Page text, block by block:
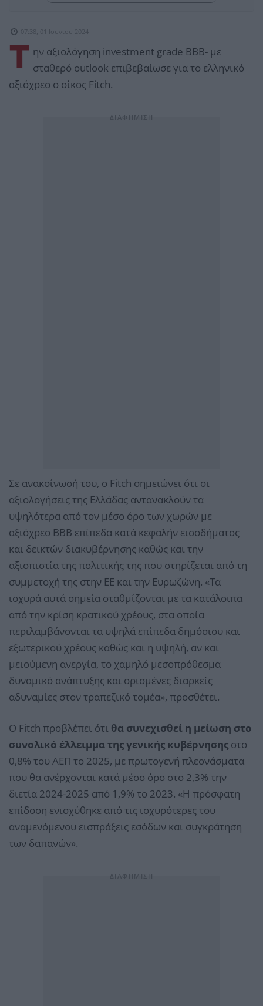
07:38, 01 Ιουνίου 2024
Τ ην αξιολόγηση investment grade ΒΒΒ- με
σταθερό outlook επιβεβαίωσε για το ελληνικό
αξιόχρεο ο οίκος Fitch.
Σε ανακοίνωσή του, ο Fitch σημειώνει ότι οι
αξιολογήσεις της Ελλάδας αντανακλούν τα
υψηλότερα από τον μέσο όρο των χωρών με
αξιόχρεο ΒΒΒ επίπεδα κατά κεφαλήν εισοδήματος
και δεικτών διακυβέρνησης καθώς και την
αξιοπιστία της πολιτικής της που στηρίζεται από τη
συμμετοχή της στην ΕΕ και την Ευρωζώνη. «Τα
ισχυρά αυτά σημεία σταθμίζονται με τα κατάλοιπα
από την κρίση κρατικού χρέους, στα οποία
περιλαμβάνονται τα υψηλά επίπεδα δημόσιου και
εξωτερικού χρέους καθώς και η υψηλή, αν και
μειούμενη ανεργία, το χαμηλό μεσοπρόθεσμα
δυναμικό ανάπτυξης και ορισμένες διαρκείς
αδυναμίες στον τραπεζικό τομέα», προσθέτει.
Ο Fitch προβλέπει ότι θα συνεχισθεί η μείωση στο
συνολικό έλλειμμα της γενικής κυβέρνησης στο
0,8% του ΑΕΠ το 2025, με πρωτογενή πλεονάσματα
που θα ανέρχονται κατά μέσο όρο στο 2,3% την
διετία 2024-2025 από 1,9% το 2023. «Η πρόσφατη
επίδοση ενισχύθηκε από τις ισχυρότερες του
αναμενόμενου εισπράξεις εσόδων και συγκράτηση
των δαπανών».